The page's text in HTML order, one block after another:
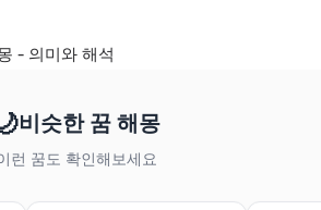
- 의미와 해석
비슷한 꿈 해몽
런 꿈도 확인해보세요